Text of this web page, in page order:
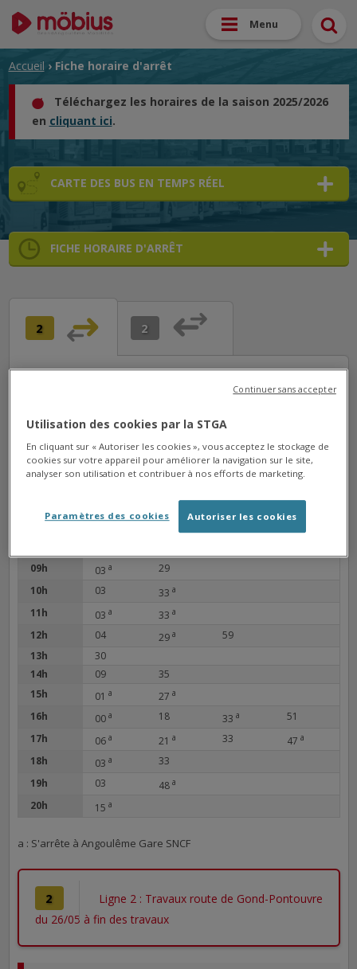
Menu
Accueil › Fiche horaire d'arrêt
Téléchargez les horaires de la saison 2025/2026
en cliquant ici.
CARTE DES BUS EN TEMPS RÉEL
FICHE HORAIRE D'ARRÊT
2 ➜
➜ 2 ➜
➜
Service non disponible pour
le moment.
07h
07a 19
50
09h 03 a
29
10h
03 33 a
11h 03 a 33 a
12h 04 29 a
59
13h
30
14h
09
35
15h
01 a 27 a
16h 00 a 18 33 a
51
17h
06 a 21 a 33 47 a
18h 03 a
33
19h
03 48 a
20h 15 a
a : S'arrête à Angoulême Gare SNCF
2
Ligne 2 : Travaux route de Gond-Pontouvre
du 26/05 à fin des travaux
Utilisation des cookies par la STGA
En cliquant sur « Autoriser les cookies », vous acceptez le stockage de
cookies sur votre appareil pour améliorer la navigation sur le site,
analyser son utilisation et contribuer à nos efforts de marketing.
Autoriser les cookies
Paramètres des cookies
Continuer sans accepter